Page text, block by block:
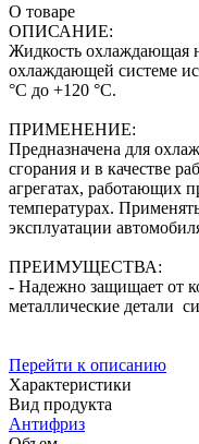
О товаре
ОПИСАНИЕ:
Жидкость охлаждающая
охлаждающей системе
°С до +120 °С.
ПРИМЕНЕНИЕ:
Предназначена для
сгорания и в качестве
агрегатах, работающих
температурах.
эксплуатации
ПРЕИМУЩЕСТВА:
- Надежно защищает от
металлические детали
Перейти к описанию
Характеристики
Вид продукта
Антифриз